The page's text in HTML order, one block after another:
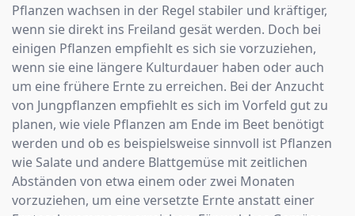
Pflanzen wachsen in der Regel stabiler und kräftiger,
wenn sie direkt ins Freiland gesät werden. Doch bei
einigen Pflanzen empfiehlt es sich sie vorzuziehen,
wenn sie eine längere Kulturdauer haben oder auch
um eine frühere Ernte zu erreichen. Bei der Anzucht
von Jungpflanzen empfiehlt es sich im Vorfeld gut zu
planen, wie viele Pflanzen am Ende im Beet benötigt
werden und ob es beispielsweise sinnvoll ist Pflanzen
wie Salate und andere Blattgemüse mit zeitlichen
Abständen von etwa einem oder zwei Monaten
vorzuziehen, um eine versetzte Ernte anstatt einer